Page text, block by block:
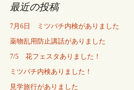
最近の投稿
7月6日 ミツバチ内検がありました
薬物乱用防止講話がありました
7/5 花フェスタありました！
ミツバチ内検ありました！
見学旅行がありました